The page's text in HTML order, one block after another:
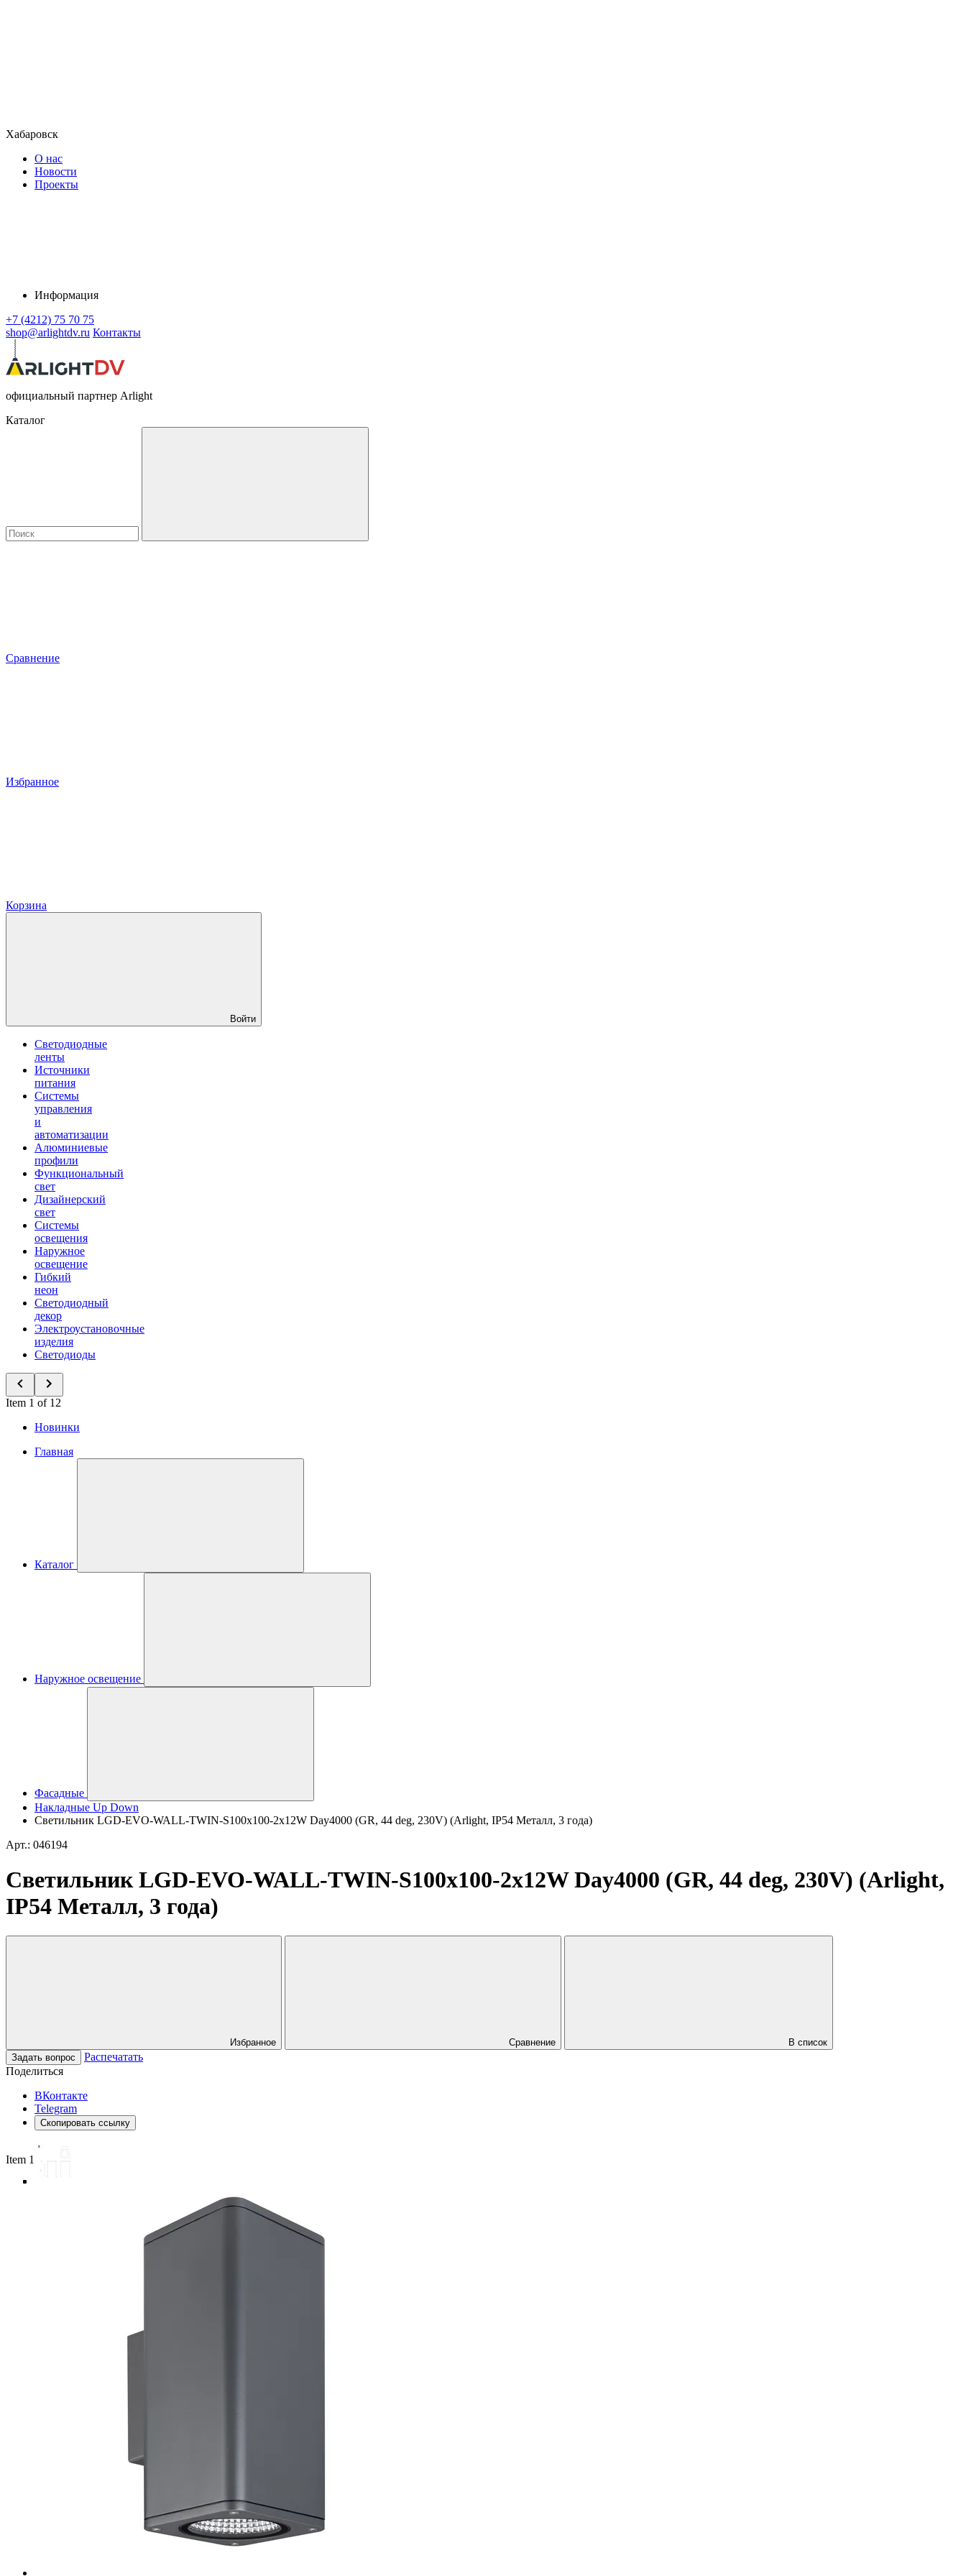
Хабаровск
О нас
Новости
Проекты
Информация
+7 (4212) 75 70 75
shop@arlightdv.ru Контакты
официальный партнер Arlight
Каталог
Сравнение
Избранное
Корзина
Войти
Светодиодные
ленты
Источники
питания
Системы
управления
и
автоматизации
Алюминиевые
профили
Функциональный
свет
Дизайнерский
свет
Системы
освещения
Наружное
освещение
Гибкий
неон
Светодиодный
декор
Электроустановочные
изделия
Светодиоды
Item 1 of 12
Новинки
Главная
Каталог
Наружное освещение
Фасадные
Накладные Up Down
Светильник LGD-EVO-WALL-TWIN-S100x100-2x12W Day4000 (GR, 44 deg, 230V) (Arlight, IP54 Металл, 3 года)
Арт.: 046194
Светильник LGD-EVO-WALL-TWIN-S100x100-2x12W Day4000 (GR, 44 deg, 230V) (Arlight,
IP54 Металл, 3 года)
Избранное Сравнение
В список
Задать вопрос
Распечатать
Поделиться
ВКонтакте
Telegram
Скопировать ссылку
Item 1 of 5